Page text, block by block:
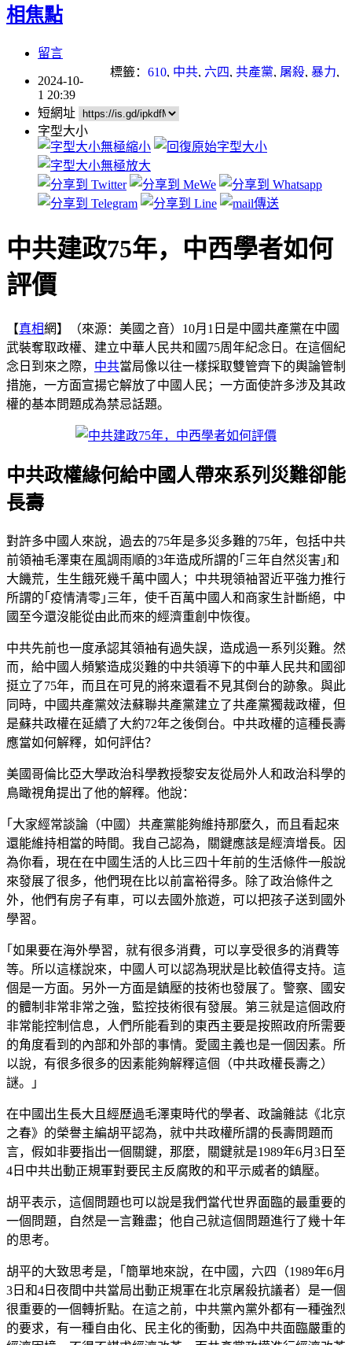
相焦點
留言
標籤： 610, 中共, 六四, 共產黨, 屠殺, 暴力,
2024-10-
1 20:39
短網址
字型大小
中共建政75年，中西學者如何
評價
【真相網】（來源：美國之音）10月1日是中國共產黨在中國
武裝奪取政權、建立中華人民共和國75周年紀念日。在這個紀
念日到來之際， 中共當局像以往一樣採取雙管齊下的輿論管制
措施，一方面宣揚它解放了中國人民；一方面使許多涉及其政
權的基本問題成為禁忌話題。
中共政權緣何給中國人帶來系列災難卻能
長壽
對許多中國人來說，過去的75年是多災多難的75年，包括中共
前領袖毛澤東在風調雨順的3年造成所謂的｢三年自然災害｣和
大饑荒，生生餓死幾千萬中國人；中共現領袖習近平強力推行
所謂的｢疫情清零｣三年，使千百萬中國人和商家生計斷絕，中
國至今還沒能從由此而來的經濟重創中恢復。
中共先前也一度承認其領袖有過失誤，造成過一系列災難。然
而，給中國人頻繁造成災難的中共領導下的中華人民共和國卻
挺立了75年，而且在可見的將來還看不見其倒台的跡象。與此
同時，中國共產黨效法蘇聯共產黨建立了共產黨獨裁政權，但
是蘇共政權在延續了大約72年之後倒台。中共政權的這種長壽
應當如何解釋，如何評估？
美國哥倫比亞大學政治科學教授黎安友從局外人和政治科學的
鳥瞰視角提出了他的解釋。他說：
｢大家經常談論（中國）共產黨能夠維持那麼久，而且看起來
還能維持相當的時間。我自己認為，關鍵應該是經濟增長。因
為你看，現在在中國生活的人比三四十年前的生活條件一般說
來發展了很多，他們現在比以前富裕得多。除了政治條件之
外，他們有房子有車，可以去國外旅遊，可以把孩子送到國外
學習。
｢如果要在海外學習，就有很多消費，可以享受很多的消費等
等。所以這樣說來，中國人可以認為現狀是比較值得支持。這
個是一方面。另外一方面是鎮壓的技術也發展了。警察、國安
的體制非常非常之強，監控技術很有發展。第三就是這個政府
非常能控制信息，人們所能看到的東西主要是按照政府所需要
的角度看到的內部和外部的事情。愛國主義也是一個因素。所
以說，有很多很多的因素能夠解釋這個（中共政權長壽之）
謎。｣
在中國出生長大且經歷過毛澤東時代的學者、政論雜誌《北京
之春》的榮譽主編胡平認為，就中共政權所謂的長壽問題而
言，假如非要指出一個關鍵，那麼，關鍵就是1989年6月3日至
4日中共出動正規軍對要民主反腐敗的和平示威者的鎮壓。
胡平表示，這個問題也可以說是我們當代世界面臨的最重要的
一個問題，自然是一言難盡；他自己就這個問題進行了幾十年
的思考。
胡平的大致思考是，｢簡單地來說，在中國，六四（1989年6月
3日和4日夜間中共當局出動正規軍在北京屠殺抗議者）是一個
很重要的一個轉折點。在這之前，中共黨內黨外都有一種強烈
的要求，有一種自由化、民主化的衝動，因為中共面臨嚴重的